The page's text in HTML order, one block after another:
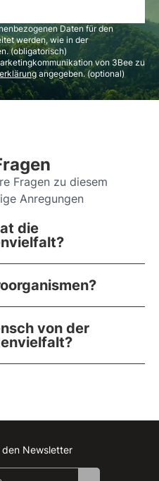
Daten für den
werden, wie in der
(obligatorisch)
von 3Bee zu
angegeben. (optional)
Fragen zu diesem
Anregungen
die
von der
Instagram
Facebook
Linkedin
Youtube
den Newsletter